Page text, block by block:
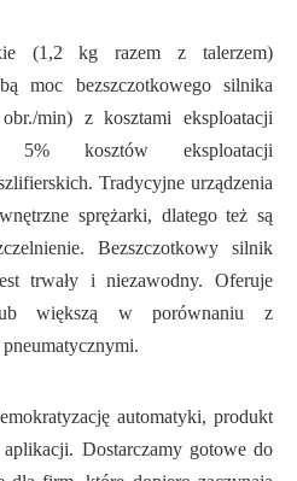
(1,2 kg razem z talerzem)
moc bezszczotkowego silnika
min) z kosztami eksploatacji
5% kosztów eksploatacji
Tradycyjne urządzenia
sprężarki, dlatego też są
Bezszczotkowy silnik
trwały i niezawodny. Oferuje
większą w porównaniu z
automatyki, produkt
Dostarczamy gotowe do